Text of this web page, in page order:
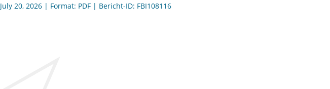
20, 2026 | Format: PDF | Bericht-ID: FBI108116